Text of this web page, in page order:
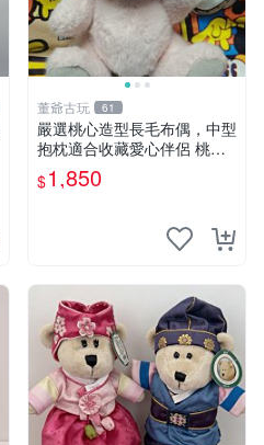
董爺古玩 61
嚴選桃心造型長毛布偶，中型
抱枕適合收藏愛心伴侶 桃心
抱枕 布娃娃 猛咬布偶
$1,850